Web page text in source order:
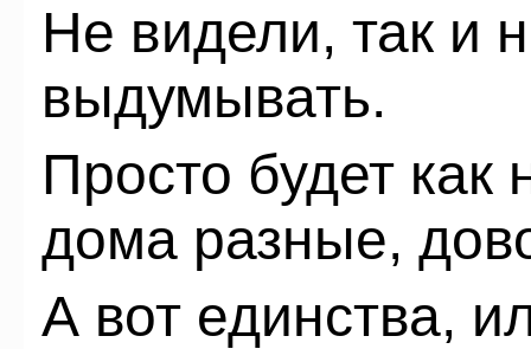
Не видели, так и
выдумывать.
Просто будет как
дома разные,
А вот единства,